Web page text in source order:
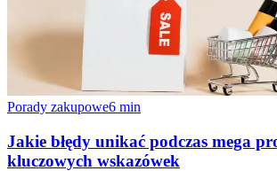
Porady zakupowe6 min
Jakie błędy unikać podczas mega
kluczowych wskazówek